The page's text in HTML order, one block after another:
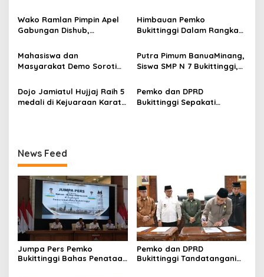
p
o
s
Kampus UFDK
Perubahan KUA-PPAS APBD
2026
Wako Ramlan Pimpin Apel
Gabungan Dishub,
Persiapan Angkutan Gratis
Pelajar
Himbauan Pemko
Bukittinggi Dalam Rangka
Tahun ke-81 Kemerdekaan
Republik Indonesia
Mahasiswa dan
Masyarakat Demo Soroti
PP, GMNI Bukittinggi
Kecewa Wali Kota dan
DPRD Tak Hadir Temui
Putra Pimum BanuaMinang,
Siswa SMP N 7 Bukittinggi,
Festival Komite Pemula
Berat 40 Kg dalam
Kejuaraan Karate Jam
Dojo Jamiatul Hujjaj Raih 5
medali di Kejuaraan Karate
Pemko dan DPRD
Bukittinggi Sepakati
News Feed
Jumpa Pers Pemko
Bukittinggi Bahas Penataan
Pemko dan DPRD
Bukittinggi Tandatangani